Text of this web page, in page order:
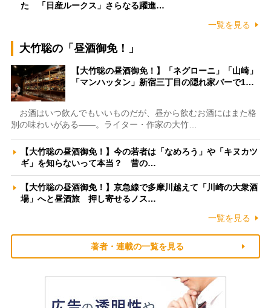
た 「日産ルークス」さらなる躍進…
一覧を見る
大竹聡の「昼酒御免！」
【大竹聡の昼酒御免！】「ネグローニ」「山崎」
「マンハッタン」新宿三丁目の隠れ家バーで1…
お酒はいつ飲んでもいいものだが、昼から飲むお酒にはまた格
別の味わいがある――。ライター・作家の大竹…
【大竹聡の昼酒御免！】今の若者は「なめろう」や「キヌカツ
ギ」を知らないって本当？ 昔の…
【大竹聡の昼酒御免！】京急線で多摩川越えて「川崎の大衆酒
場」へと昼酒旅 押し寄せるノス…
一覧を見る
著者・連載の一覧を見る